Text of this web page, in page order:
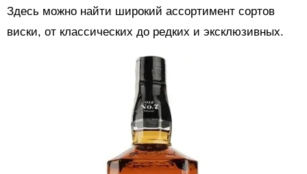
Здесь можно найти широкий ассортимент сортов
виски, от классических до редких и эксклюзивных.